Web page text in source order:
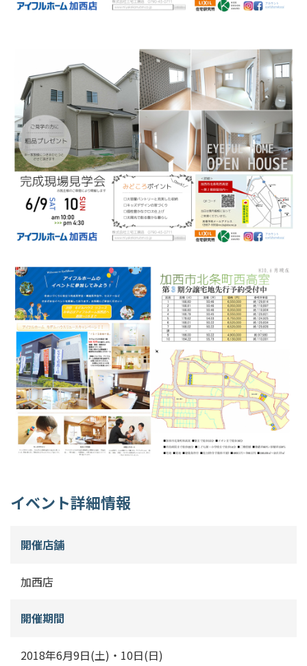
イベント詳細情報
開催店舗
加西店
開催期間
2018年6月9日(土)・10日(日)